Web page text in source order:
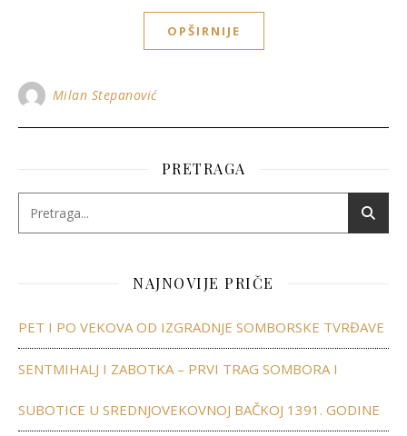
OPŠIRNIJE
Milan Stepanović
PRETRAGA
NAJNOVIJE PRIČE
PET I PO VEKOVA OD IZGRADNJE SOMBORSKE TVRĐAVE
SENTMIHALJ I ZABOTKA – PRVI TRAG SOMBORA I
SUBOTICE U SREDNJOVEKOVNOJ BAČKOJ 1391. GODINE